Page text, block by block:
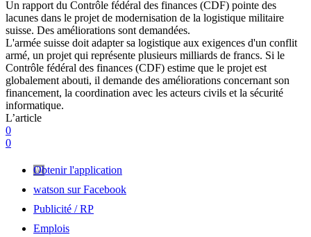
Un rapport du Contrôle fédéral des finances (CDF) pointe des
lacunes dans le projet de modernisation de la logistique militaire
suisse. Des améliorations sont demandées.
L'armée suisse doit adapter sa logistique aux exigences d'un conflit
armé, un projet qui représente plusieurs milliards de francs. Si le
Contrôle fédéral des finances (CDF) estime que le projet est
globalement abouti, il demande des améliorations concernant son
financement, la coordination avec les acteurs civils et la sécurité
informatique.
L’article
0
0
Obtenir l'application
watson sur Facebook
Publicité / RP
Emplois